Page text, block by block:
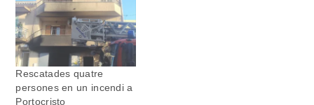
Rescatades quatre
persones en un incendi a
Portocristo